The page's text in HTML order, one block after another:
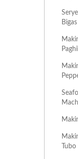
Bigas
Tubo